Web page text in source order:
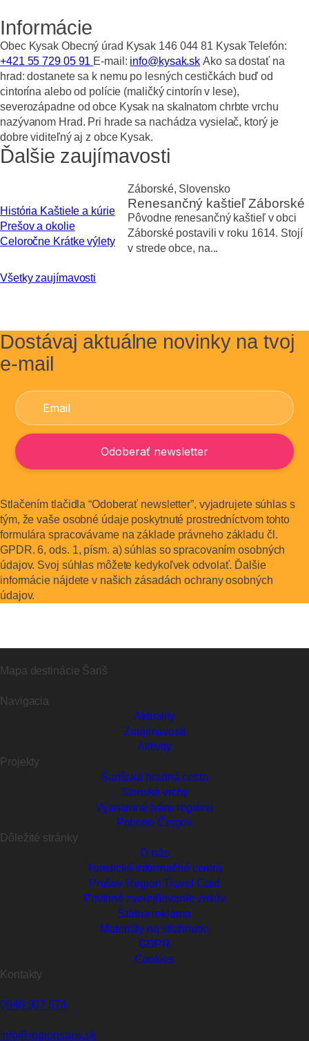
Informácie
Obec Kysak Obecný úrad Kysak 146 044 81 Kysak Telefón:
+421 55 729 05 91 E-mail: info@kysak.sk Ako sa dostať na
hrad:dostanete sa k nemu po lesných cestičkách buď od
cintorína alebo od polície (maličký cintorín v lese),
severozápadne od obce Kysak na skalnatom chrbte vrchu
nazývanom Hrad. Pri hrade sa nachádza vysielač, ktorý je
dobre viditeľný aj z obce Kysak.
Ďalšie zaujímavosti
História Kaštiele a kúrie
Prešov a okolie
Celoročne Krátke výlety
Záborské, Slovensko
Renesančný kaštieľ Záborské
Pôvodne renesančný kaštieľ v obci
Záborské postavili v roku 1614. Stojí
v strede obce, na...
Všetky zaujímavosti
Dostávaj aktuálne novinky na tvoj
e-mail
Stlačením tlačidla “Odoberať newsletter”, vyjadrujete súhlas s
tým, že vaše osobné údaje poskytnuté prostredníctvom tohto
formulára spracovávame na základe právneho základu čl.
GPDR. 6, ods. 1, písm. a) súhlas so spracovaním osobných
údajov. Svoj súhlas môžete kedykoľvek odvolať. Ďalšie
informácie nájdete v našich zásadách ochrany osobných
údajov.
Mapa destinácie Šariš
Navigacia
Aktuality
Zaujímavosti
Aktivity
Projekty
Šarišská hradná cesta
Slanské vrchy
Významné tváre regiónu
Pohorie Čergov
Dôležité stránky
O nás
Turistické informačné centrá
Prešov Region Travel Card
Povinné zverejňovanie zmlúv
Štátna reklama
Materiály na stiahnutie
GDPR
Cookies
Kontakty
0948 907 674
info@regionsaris.sk